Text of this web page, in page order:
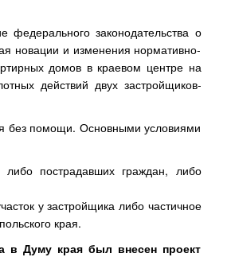
федерального законодательства о
новации и изменения нормативно-
домов в краевом центре на
действий двух застройщиков-
без помощи. Основными условиями
пострадавших граждан, либо
у застройщика либо частичное
края.
в Думу края был внесен проект